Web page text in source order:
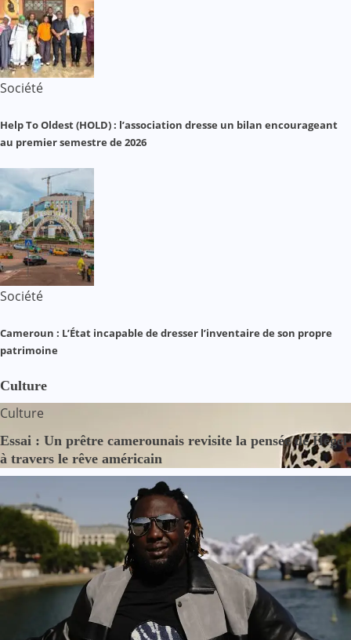
Société
Help To Oldest (HOLD) : l’association dresse un bilan encourageant
au premier semestre de 2026
Société
Cameroun : L’État incapable de dresser l’inventaire de son propre
patrimoine
Culture
Culture
Essai : Un prêtre camerounais revisite la pensée de Hegel
à travers le rêve américain